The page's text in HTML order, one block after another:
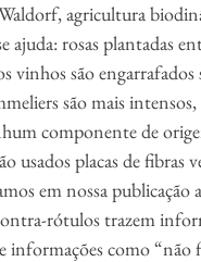
agricultura
rosas plantadas
vinhos são engarrafados
são mais intensos,
componente de
usados placas de fibras
em nossa
rótulos trazem
informações como